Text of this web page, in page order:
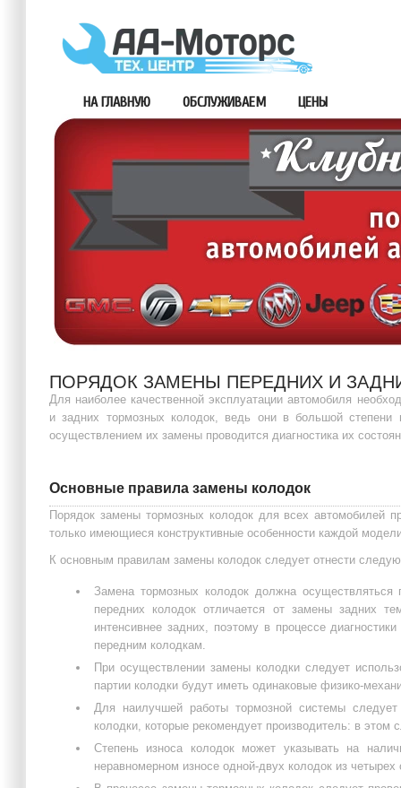
НА ГЛАВНУЮ ОБСЛУЖИВАЕМ ЦЕНЫ
ПОРЯДОК ЗАМЕНЫ ПЕРЕДНИХ И
Для наиболее качественной эксплуатации автомобиля
и задних тормозных колодок, ведь они в большой степени
осуществлением их замены проводится диагностика их
Основные правила замены колодок
Порядок замены тормозных колодок для всех автомобилей
только имеющиеся конструктивные особенности каждой
К основным правилам замены колодок следует отнести
Замена тормозных колодок должна
передних колодок отличается от замены задних
интенсивнее задних, поэтому в процессе
передним колодкам.
При осуществлении замены колодки следует
партии колодки будут иметь одинаковые физико-
Для наилучшей работы тормозной системы
колодки, которые рекомендует производитель: в этом
Степень износа колодок может указывать на
неравномерном износе одной-двух колодок из четырех